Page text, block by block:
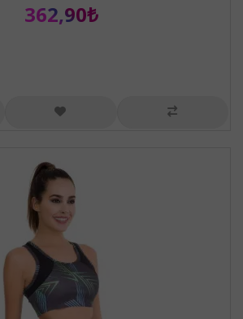
362,90₺